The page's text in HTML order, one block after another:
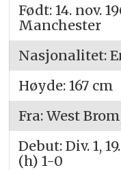
Født: 14. nov.
Manchester
Nasjonalitet:
Høyde: 167 cm
Fra: West
Debut: Div. 1,
(h) 1-0